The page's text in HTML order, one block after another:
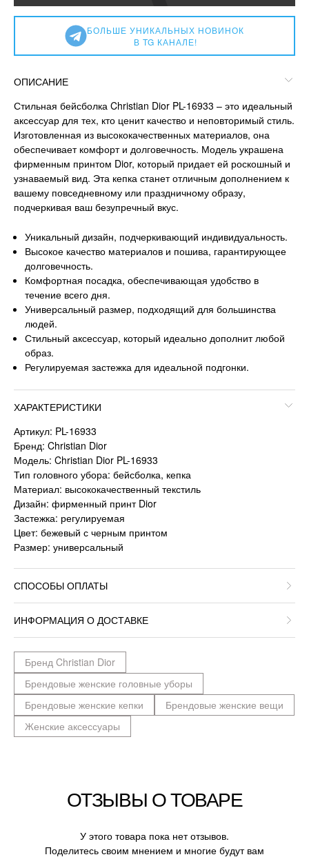
БОЛЬШЕ УНИКАЛЬНЫХ НОВИНОК
В TG КАНАЛЕ!
ОПИСАНИЕ
Стильная бейсболка Christian Dior PL-16933 – это идеальный
аксессуар для тех, кто ценит качество и неповторимый стиль.
Изготовленная из высококачественных материалов, она
обеспечивает комфорт и долговечность. Модель украшена
фирменным принтом Dior, который придает ей роскошный и
узнаваемый вид. Эта кепка станет отличным дополнением к
вашему повседневному или праздничному образу,
подчеркивая ваш безупречный вкус.
Уникальный дизайн, подчеркивающий индивидуальность.
Высокое качество материалов и пошива, гарантирующее
долговечность.
Комфортная посадка, обеспечивающая удобство в
течение всего дня.
Универсальный размер, подходящий для большинства
людей.
Стильный аксессуар, который идеально дополнит любой
образ.
Регулируемая застежка для идеальной подгонки.
ХАРАКТЕРИСТИКИ
Артикул: PL-16933
Бренд: Christian Dior
Модель: Christian Dior PL-16933
Тип головного убора: бейсболка, кепка
Материал: высококачественный текстиль
Дизайн: фирменный принт Dior
Застежка: регулируемая
Цвет: бежевый с черным принтом
Размер: универсальный
СПОСОБЫ ОПЛАТЫ
ИНФОРМАЦИЯ О ДОСТАВКЕ
Бренд Christian Dior
Брендовые женские головные уборы
Брендовые женские кепки
Брендовые женские вещи
Женские аксессуары
ОТЗЫВЫ О ТОВАРЕ
У этого товара пока нет отзывов.
Поделитесь своим мнением и многие будут вам